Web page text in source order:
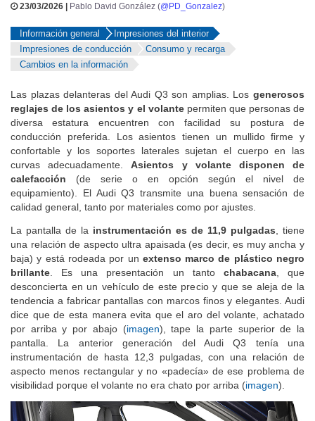
23/03/2026 | Pablo David González (@PD_Gonzalez)
Información general
Impresiones del interior
Impresiones de conducción
Consumo y recarga
Cambios en la información
Las plazas delanteras del Audi Q3 son amplias. Los generosos
reglajes de los asientos y el volantepermiten que personas de
diversa estatura encuentren con facilidad su postura de
conducción preferida. Los asientos tienen un mullido firme y
confortable y los soportes laterales sujetan el cuerpo en las
curvas adecuadamente.Asientos y volante disponen de
calefacción (de serie o en opción según el nivel de
equipamiento). El Audi Q3 transmite una buena sensación de
calidad general, tanto por materiales como por ajustes.
La pantalla de la instrumentación es de 11,9 pulgadas , tiene
una relación de aspecto ultra apaisada (es decir, es muy ancha y
baja) y está rodeada por un extenso marco de plástico negro
brillante . Es una presentación un tanto chabacana, que
desconcierta en un vehículo de este precio y que se aleja de la
tendencia a fabricar pantallas con marcos finos y elegantes. Audi
dice que de esta manera evita que el aro del volante, achatado
por arriba y por abajo (imagen), tape la parte superior de la
pantalla. La anterior generación del Audi Q3 tenía una
instrumentación de hasta 12,3 pulgadas, con una relación de
aspecto menos rectangular y no «padecía» de ese problema de
visibilidad porque el volante no era chato por arriba (imagen).